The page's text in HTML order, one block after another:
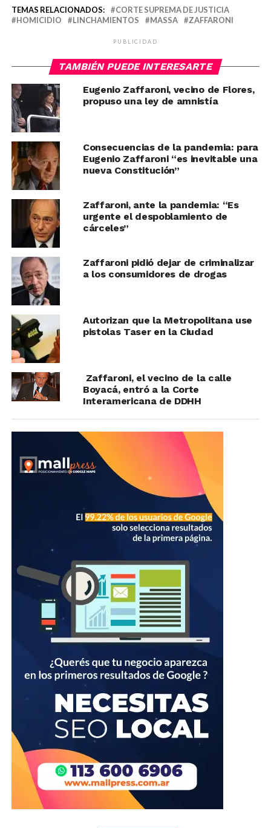
TEMAS RELACIONADOS:
CORTE SUPREMA DE JUSTICIA
HOMICIDIO
LINCHAMIENTOS MASSA ZAFFARONI
PUBLICIDAD
TAMBIÉN PUEDE INTERESARTE
Eugenio Zaffaroni, vecino de Flores,
propuso una ley de amnistía
Consecuencias de la pandemia: para
Eugenio Zaffaroni “es inevitable una
nueva Constitución”
Zaffaroni, ante la pandemia: “Es
urgente el despoblamiento de
cárceles”
Zaffaroni pidió dejar de criminalizar
a los consumidores de drogas
Autorizan que la Metropolitana use
pistolas Taser en la Ciudad
Zaffaroni, el vecino de la calle
Boyacá, entró a la Corte
Interamericana de DDHH